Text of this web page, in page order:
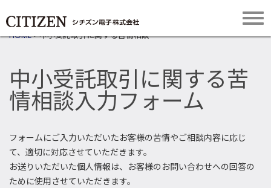
HOME>中小受託取引に関する苦情相談
中小受託取引に関する苦
情相談入力フォーム
フォームにご入力いただいたお客様の苦情やご相談内容に応じ
て、適切に対応させていただきます。
お送りいただいた個人情報は、お客様のお問い合わせへの回答の
ために使用させていただきます。